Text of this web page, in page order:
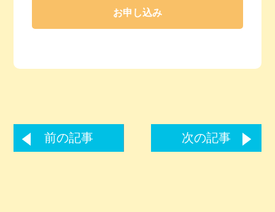
お申し込み
前の記事 次の記事